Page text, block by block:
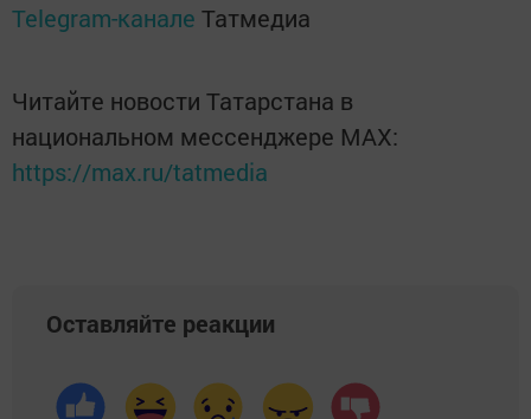
Telegram-канале Татмедиа
Читайте новости Татарстана в
национальном мессенджере MАХ:
https://max.ru/tatmedia
Оставляйте реакции